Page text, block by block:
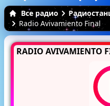
Все радио
Radio Avivamiento Final
RADIO AVIVAMIENTO